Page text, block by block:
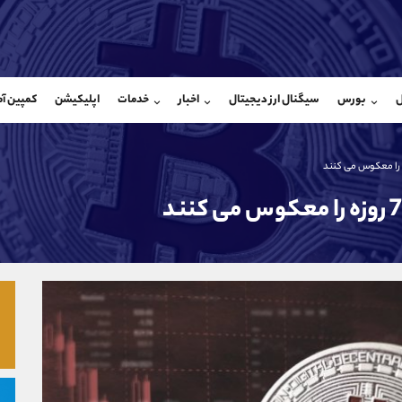
بورس سیگنال ارز دیجیتال اخبار خدمات اپلیکیشن کمپین
شروع گفتگو
@Armteam_admin_103
واتساپ شروع
تلگرام